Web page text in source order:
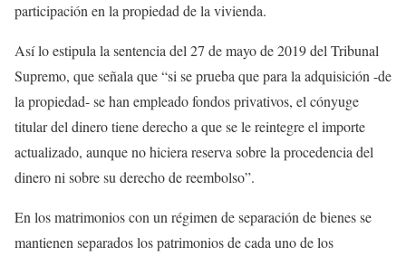
participación en la propiedad de la vivienda.
Así lo estipula la sentencia del 27 de mayo de 2019 del Tribunal
Supremo, que señala que “si se prueba que para la adquisición -de
la propiedad- se han empleado fondos privativos, el cónyuge
titular del dinero tiene derecho a que se le reintegre el importe
actualizado, aunque no hiciera reserva sobre la procedencia del
dinero ni sobre su derecho de reembolso”.
En los matrimonios con un régimen de separación de bienes se
mantienen separados los patrimonios de cada uno de los